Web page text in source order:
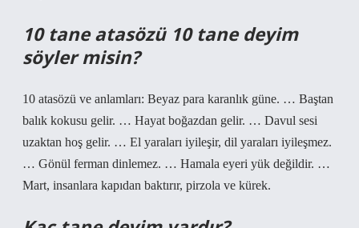
10 tane atasözü 10 tane deyim
söyler misin?
10 atasözü ve anlamları: Beyaz para karanlık güne. … Baştan
balık kokusu gelir. … Hayat boğazdan gelir. … Davul sesi
uzaktan hoş gelir. … El yaraları iyileşir, dil yaraları iyileşmez.
… Gönül ferman dinlemez. … Hamala eyeri yük değildir. …
Mart, insanlara kapıdan baktırır, pirzola ve kürek.